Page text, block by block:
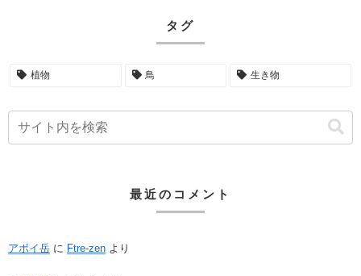
タグ
植物 鳥 生き物
最近のコメント
アポイ岳 に Ftre-zen より